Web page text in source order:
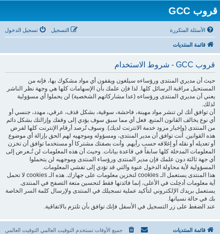
قروب GCC
الأسئلة المتكررة تسجيل الدخول التسجيل
قائمة المنتديات
قروب GCC - شروط الاستخدام
حيث أن مديري المنتدى ورؤساءه سيلغون ويقفون أي مواد مشكوك بها، فإنه من
المستحيل مراقبة الرسائل كلها. لذا فإن علمك بأن الإسهامات كلها هي وجهة نظر الناشر
يعني أن مديري المنتدى ورؤساءه (عدا مشاركاتهم الشخصية) لن يحملوا أي مسؤولية
لذلك.
أن توافق أنك لن تنشر مواد مهينة، فاحشة، سوقية، بشكل قذف، عرقي، مهدد، جنسي أو
أي نوع يخالف القانون المتبع. فعل أي مما سبق سوف يؤدي إلى وقفك وإزالتك بشكل دائم
من المنتدى (وإخبار مزود خدمة الانترنت لديك). وسوف تُرصد أرقام الإنترنت كلها لفرض
هذه القوانين. أنت توافق أن مدير المنتدى، ومسؤوله وموجهيه لهم الحق بإزالة أي موضوع
أو تعديله أو نقله أو إغلاقه حسب رأيهم. وأنت بصفتك مشتركا أو مستخدما توافق أن تخزن
المعلومات المدخلة كلها سابقاً في قاعدة بيانات. وحيث أن هذه المعلومات لن تُـعرض إلى
أي جهة ثالثة دون علمك فإن مدير المنتدى ورؤساء المنتدى وموجهيه لن يتحملوا
المسؤولية لأية محاولة الدخول عنوة والتي قد تؤدي إلى تفشي المعلومات.
هذا المنتدى يستعمل الـ cookies لتخزين معلومات على جهازك. هذه الـ cookies لا تحمل
أية معلومات أدخِلت في الأعلى، إنما فائدتها فقط لتحسين متعة التصفح في المنتدى.
يستعمل بريدك الإلكتروني لتأكيد عملية تسجيلك في المنتدى ولإرسال كلمة السر الخاصة
بك في حالة نسيانها.
عند الضغط على زر التسجيل في الأسفل فإنك توافق بأن تلتزم بالاتفاقية.
قائمة المنتديات جميع الأوقات تستخدم التوقيت العالمي التوقيت العالمي